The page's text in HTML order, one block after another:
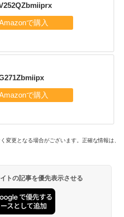
変更となる場合がございます。正確な情報は、
トの記事を優先表示させる